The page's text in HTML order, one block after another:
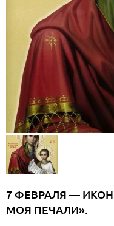
7 ФЕВРАЛЯ —
МОЯ ПЕЧАЛИ».